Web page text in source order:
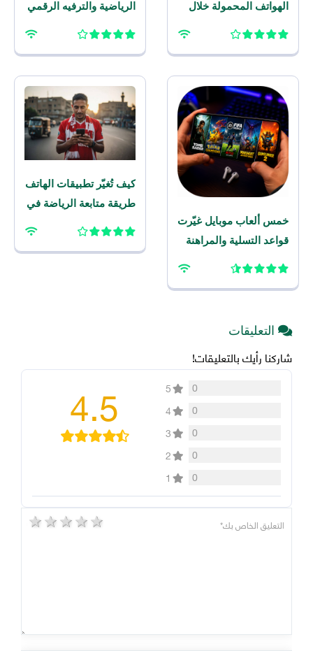
الهواتف المحمولة خلال
الرياضية والترفيه الرقمي
خمس ألعاب موبايل غيّرت
قواعد التسلية والمراهنة
كيف تُغيّر تطبيقات الهاتف
طريقة متابعة الرياضة في
التعليقات
شاركنا رأيك بالتعليقات!
0
5
0
4
0
3
0
2
0
1
4.5
5 stars 4 stars 3 stars 2 stars 1 star